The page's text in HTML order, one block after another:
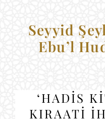
Seyyid
Ebu’l
‘HADİS
KIRAATİ